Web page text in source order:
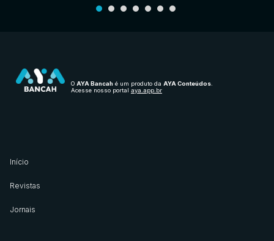
O AYA Bancah é um produto da AYA Conteúdos
Acesse nosso portal aya.app.br
Início
Revistas
Jornais